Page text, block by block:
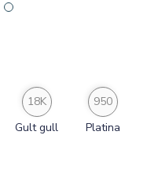
18K
Gult gull
950
Platina